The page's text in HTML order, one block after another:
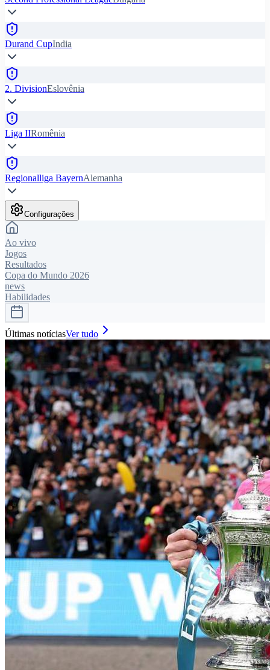
Durand CupIndia
2. DivisionEslovênia
Liga IIRomênia
Regionalliga BayernAlemanha
Configurações
Ao vivo
Jogos
Resultados
Copa do Mundo 2026
news
Habilidades
Últimas notíciasVer tudo